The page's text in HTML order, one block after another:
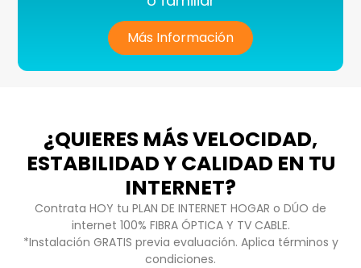
Más Información
¿QUIERES MÁS VELOCIDAD,
ESTABILIDAD Y CALIDAD EN TU
INTERNET?
Contrata HOY tu PLAN DE INTERNET HOGAR o DÚO de
internet 100% FIBRA ÓPTICA Y TV CABLE.
*Instalación GRATIS previa evaluación. Aplica términos y
condiciones.